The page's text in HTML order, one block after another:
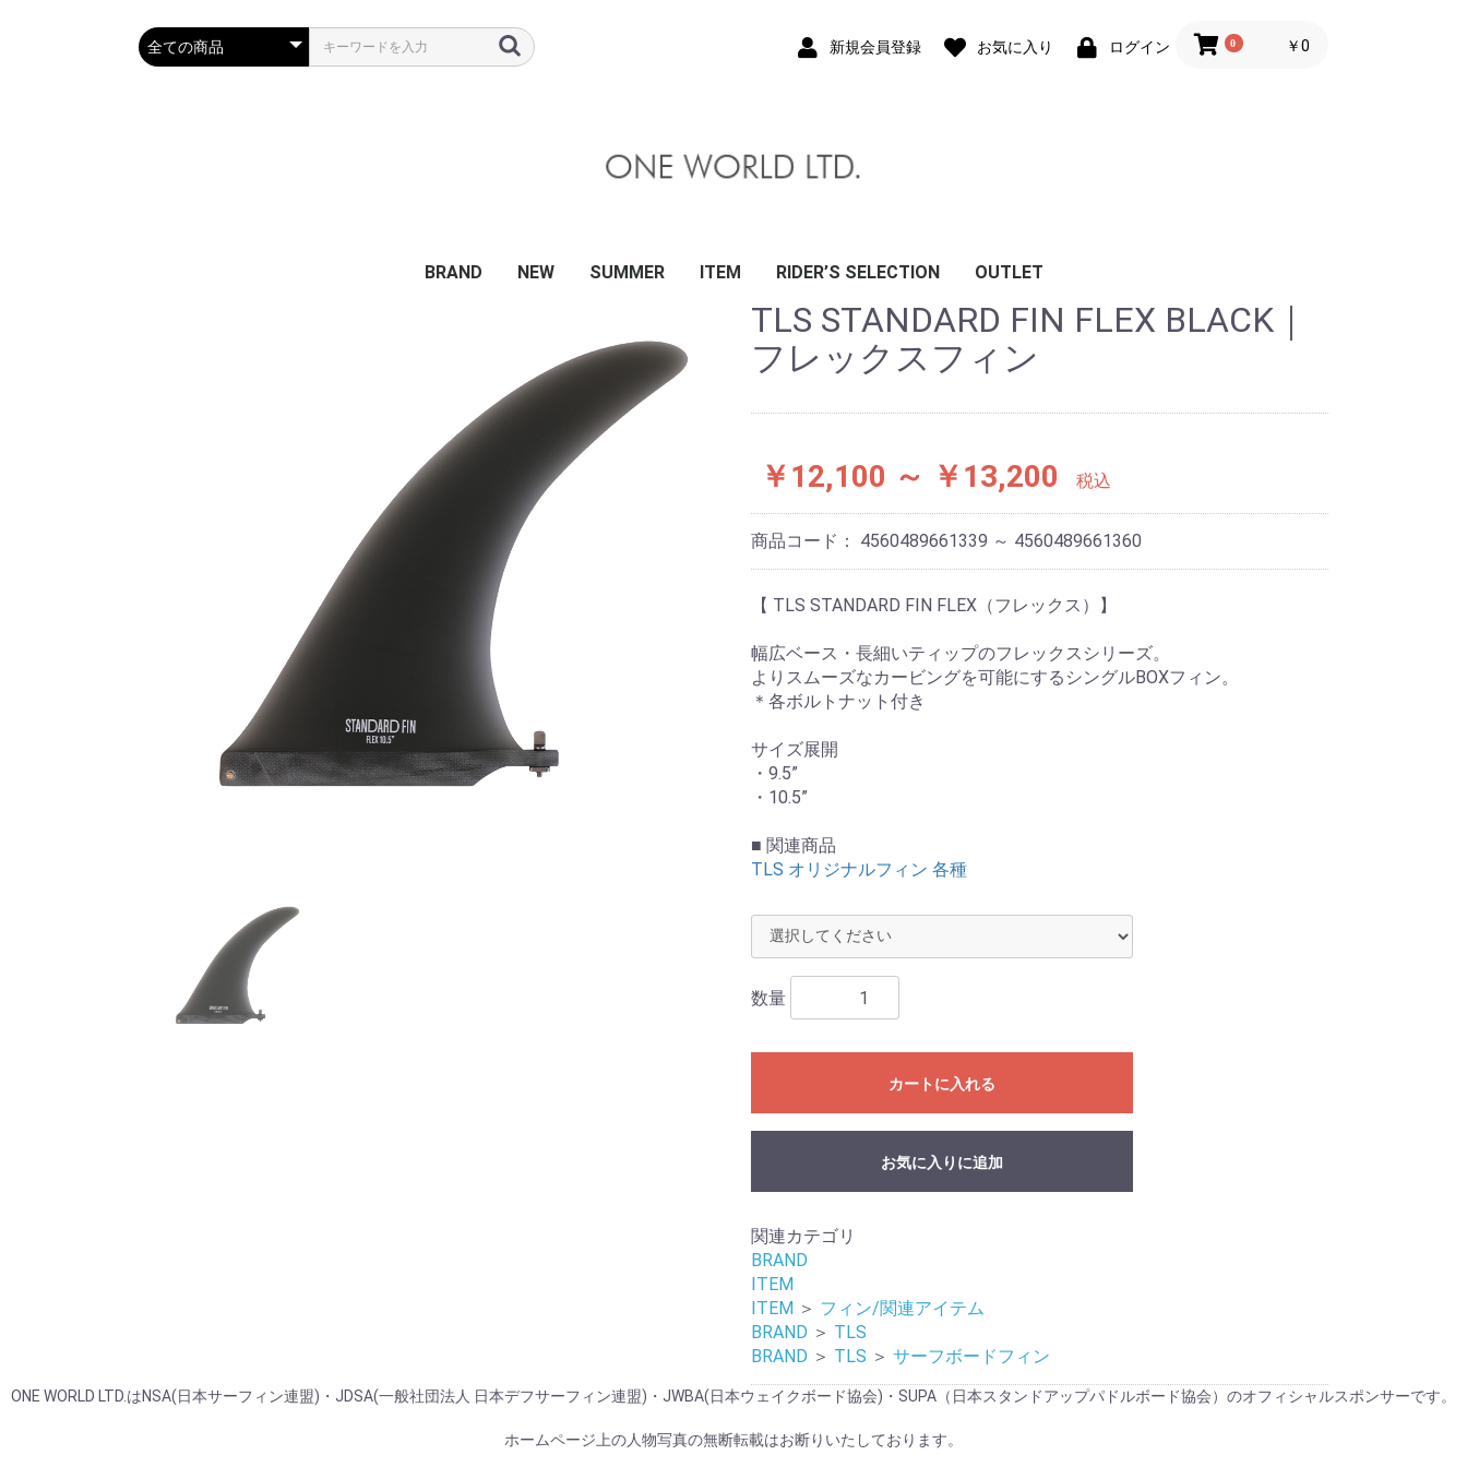
新規会員登録 お気に入り ログイン 0 ￥0
BRAND
トラクション/ステッ
カー
リーシュコード
サーフボードフィン
ポンチョ/タオル
サーフハット/インナ
ー/サンダル
ポリタンクケース・カ
バー/ウォーターボッ
クス
ボードケース/カバー
ハードケース/ボード
ラップ/バブルケース
ニットケース
メンテナンス/リペア
スクレーパー/ワック
スケース
キーボックス/スタン
ド/シートカバー/キャ
リア
ハンガー/キーポケ
防水バッグ/ケース
BBアクセサリー
ウインターアイテム
サーフボード/ソフト
リーシュコード
トラクション/ステッ
カー
ショート / ミッド
ファン / フィッシュ
ロング / SUP
2～5本用（複数枚）
サーフボードフィン
ハット/キャップ
ハンガー/ポンチョ/ア
クセサリ
防水バッグ/ケース
サーフボードラック
ワックス/リペア
サーフボードキャリア
ウエットスーツ/ブー
ツ/グローブ/ライクラ
NEW SUMMER
日焼け止め・スキン＆
ヘアケア・クラゲ除け
ITEM
ソフトボード
サーフボード(ハード)
O&Eウェットスーツ
デッキパッド
リーシュコード
ボードケース ハードケース
ニットケース
ボードラップ/バブル
ケース
サーフワックス
スクレーパー/ワック
メンテナンス/リペア
シートカバー/キーポ
ケット/KEYBOX
サーフポンチョ/ウェ
ットハンガー
バケツ/ポリタンクケ
ース・カバー/防水バ
タッパー/ラッシュガ
ード/インナー
ボードラック/ボード
スタンド/キャリア
フィン/関連アイテム
サングラス
サーフハット/キャッ
プ/ヘルメット
ビーチサンダル/リー
フシューズ
SUP/ギア
ボディーボード
O&Eサーフブーツ/グ
ローブ/冬物
冬サーフアイテム サーフブーツ
サーフグローブ
保温インナー
防寒アクセサリー
ファッション/アパレ
ル/ステッカー
Tシャツ/帽子/アパレ
ル/ステッカー
バッグ/ポーチ
雑貨/ジュエリー
防災/衛生用品
DVD/書籍
RIDER’S SELECTION
CONNOR O’LEARY
KANOA IGARASHI
JOSHUA MONIZ
稲葉玲王
川合美乃里
大原沙莉
大村奈央
金沢呂偉
白波瀬海来
武藤裕亮
竹宮明菜
田口頼
関口海璃
井上鷹
西村優花
伊東李安琉
OUTLET
TLS STANDARD FIN FLEX BLACK｜
フレックスフィン
￥12,100 ～ ￥13,200 税込
商品コード： 4560489661339 ～ 4560489661360
【 TLS STANDARD FIN FLEX（フレックス）】
幅広ベース・長細いティップのフレックスシリーズ。
よりスムーズなカービングを可能にするシングルBOXフィン。
＊各ボルトナット付き
サイズ展開
・9.5”
・10.5”
■ 関連商品
TLS オリジナルフィン 各種
数量
カートに入れる
カートへ進む
お気に入りに追加
関連カテゴリ
BRAND
ITEM
ITEM ＞ フィン/関連アイテム
BRAND ＞ TLS
BRAND ＞ TLS ＞ サーフボードフィン
ONE WORLD LTD.はNSA(日本サーフィン連盟)・JDSA(一般社団法人 日本デフサーフィン連盟)・JWBA(日本ウェイクボード協会)・SUPA（日本スタンドアップパドルボード協会）のオフィシャルスポンサーです。
ホームページ上の人物写真の無断転載はお断りいたしております。